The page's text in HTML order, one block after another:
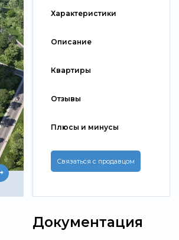
Характеристики
Описание
Квартиры
Отзывы
Плюсы и минусы
Связаться с продавцом
Документация